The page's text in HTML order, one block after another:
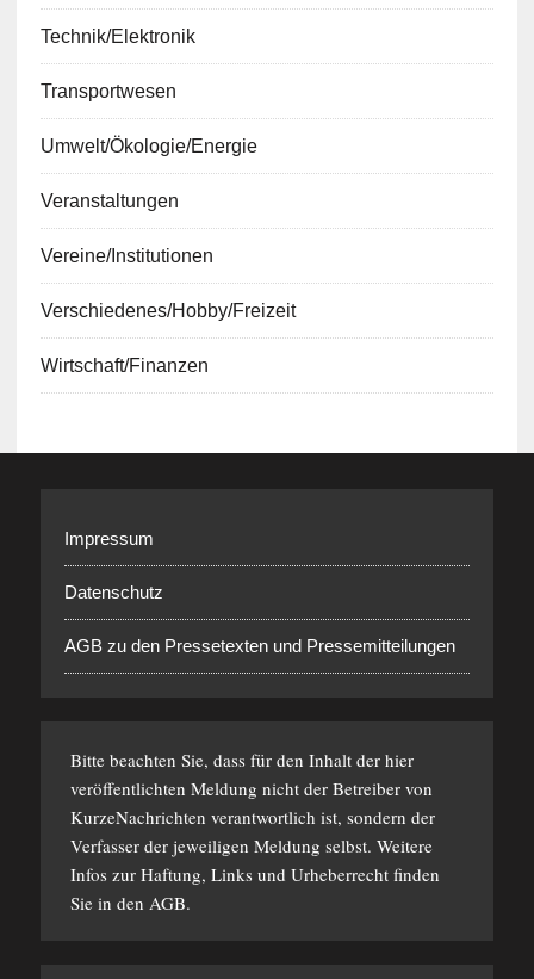
Technik/Elektronik
Transportwesen
Umwelt/Ökologie/Energie
Veranstaltungen
Vereine/Institutionen
Verschiedenes/Hobby/Freizeit
Wirtschaft/Finanzen
Impressum
Datenschutz
AGB zu den Pressetexten und Pressemitteilungen
Bitte beachten Sie, dass für den Inhalt der hier
veröffentlichten Meldung nicht der Betreiber von
KurzeNachrichten verantwortlich ist, sondern der
Verfasser der jeweiligen Meldung selbst. Weitere
Infos zur Haftung, Links und Urheberrecht finden
Sie in den AGB.